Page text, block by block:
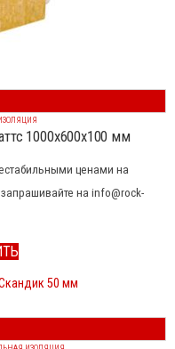
1000x600x100 мм
ценами на
на info@rock-